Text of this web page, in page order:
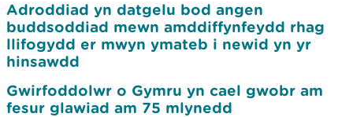
Adroddiad yn datgelu bod angen
buddsoddiad mewn amddiffynfeydd rhag
llifogydd er mwyn ymateb i newid yn yr
hinsawdd
Gwirfoddolwr o Gymru yn cael gwobr am
fesur glawiad am 75 mlynedd